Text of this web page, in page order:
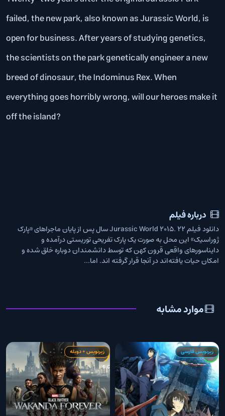
failed, the new park, also known as Jurassic World, is
open for business. After years of studying genetics,
the scientists on the park genetically engineer a new
breed of dinosaur, the Indominus Rex. When
everything goes horribly wrong, will our heroes make it
off the island?
درباره فیلم
دانلود فیلم Jurassic World 2015. ۲۲ سال پس از پایان ماجراهای «پارک
ژوراسیک» این محل به صورت یک پارک تفریحی توریستی درآمده و
دایناسورهای واقعی قرون کهن که توسط دانشمندان دوباره خلق شده و
امکان حیات یافته‌اند در آنجا قرار گرفته اند. اما...
موارد مشابه
8.5
زیرنویس فارسی
6.6
زیرنویس + دوبله